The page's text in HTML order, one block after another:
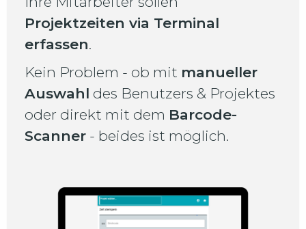
Projektzeiten via Terminal
erfassen.
Kein Problem - ob mit manueller
Auswahl des Benutzers & Projektes
oder direkt mit dem Barcode-
Scanner - beides ist möglich.